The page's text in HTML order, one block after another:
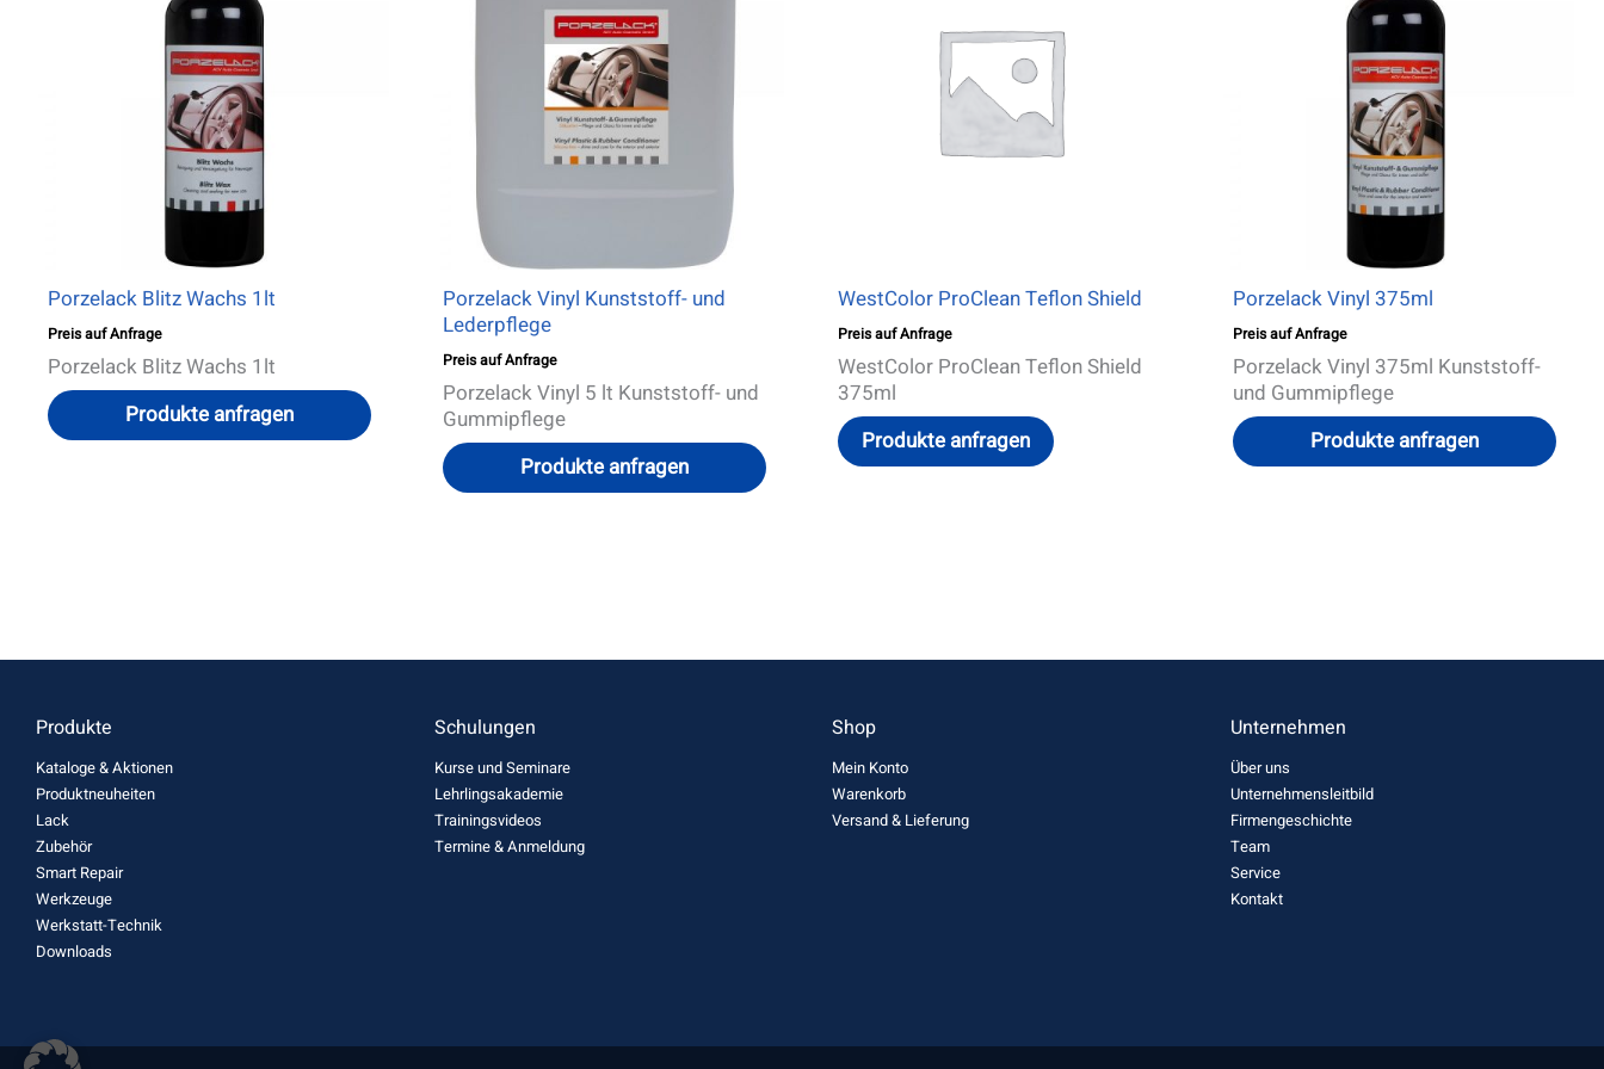
Porzelack Blitz Wachs 1lt
Preis auf Anfrage
Porzelack Blitz Wachs 1lt
Produkte anfragen
Porzelack Vinyl Kunststoff- und
Lederpflege
Preis auf Anfrage
Porzelack Vinyl 5 lt Kunststoff- und
Gummipflege
Produkte anfragen
WestColor ProClean Teflon Shield
Preis auf Anfrage
WestColor ProClean Teflon Shield
375ml
Produkte anfragen
Porzelack Vinyl 375ml
Preis auf Anfrage
Porzelack Vinyl 375ml Kunststoff-
und Gummipflege
Produkte anfragen
Produkte
Kataloge & Aktionen
Produktneuheiten
Lack
Zubehör
Smart Repair
Werkzeuge
Werkstatt-Technik
Downloads
Schulungen
Kurse und Seminare
Lehrlingsakademie
Trainingsvideos
Termine & Anmeldung
Shop
Mein Konto
Warenkorb
Versand & Lieferung
Unternehmen
Über uns
Unternehmensleitbild
Firmengeschichte
Team
Service
Kontakt